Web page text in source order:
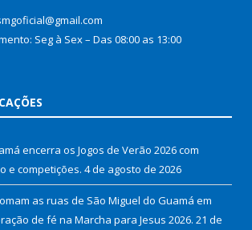
Seg à Sex – Das 08:00 as 13:00
encerra os Jogos de Verão 2026 com
e competições. 4 de agosto de 2026
as ruas de São Miguel do Guamá em
de fé na Marcha para Jesus 2026. 21 de